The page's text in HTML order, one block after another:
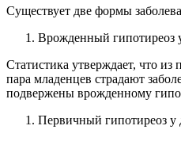
Существует две формы
Врожденный гипотиреоз
Статистика утверждает, что
пара младенцев страдают
подвержены врожденному
Первичный гипотиреоз у